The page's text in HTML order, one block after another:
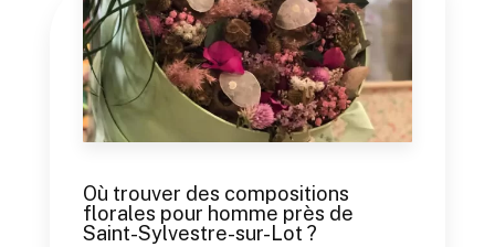
Où trouver des compositions
florales pour homme près de
Saint-Sylvestre-sur-Lot ?